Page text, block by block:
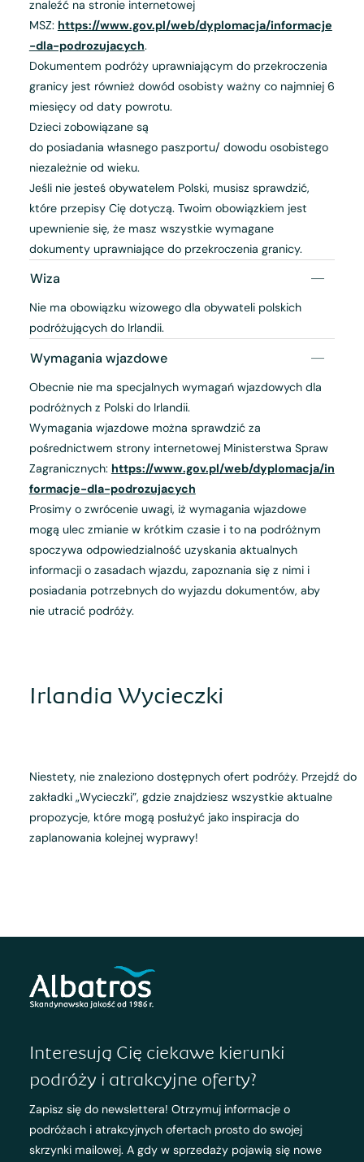
znaleźć na stronie internetowej
MSZ: https://www.gov.pl/web/dyplomacja/informacje
-dla-podrozujacych.
Dokumentem podróży uprawniającym do przekroczenia
granicy jest również dowód osobisty ważny co najmniej 6
miesięcy od daty powrotu.
Dzieci zobowiązane są
do posiadania własnego paszportu/ dowodu osobistego
niezależnie od wieku.
Jeśli nie jesteś obywatelem Polski, musisz sprawdzić,
które przepisy Cię dotyczą. Twoim obowiązkiem jest
upewnienie się, że masz wszystkie wymagane
dokumenty uprawniające do przekroczenia granicy.
Wiza
Nie ma obowiązku wizowego dla obywateli polskich
podróżujących do Irlandii.
Wymagania wjazdowe
Obecnie nie ma specjalnych wymagań wjazdowych dla
podróżnych z Polski do Irlandii.
Wymagania wjazdowe można sprawdzić za
pośrednictwem strony internetowej Ministerstwa Spraw
Zagranicznych: https://www.gov.pl/web/dyplomacja/in
formacje-dla-podrozujacych
Prosimy o zwrócenie uwagi, iż wymagania wjazdowe
mogą ulec zmianie w krótkim czasie i to na podróżnym
spoczywa odpowiedzialność uzyskania aktualnych
informacji o zasadach wjazdu, zapoznania się z nimi i
posiadania potrzebnych do wyjazdu dokumentów, aby
nie utracić podróży.
Irlandia Wycieczki
Niestety, nie znaleziono dostępnych ofert podróży. Przejdź do
zakładki „Wycieczki”, gdzie znajdziesz wszystkie aktualne
propozycje, które mogą posłużyć jako inspiracja do
zaplanowania kolejnej wyprawy!
Interesują Cię ciekawe kierunki
podróży i atrakcyjne oferty?
Zapisz się do newslettera! Otrzymuj informacje o
podróżach i atrakcyjnych ofertach prosto do swojej
skrzynki mailowej. A gdy w sprzedaży pojawią się nowe